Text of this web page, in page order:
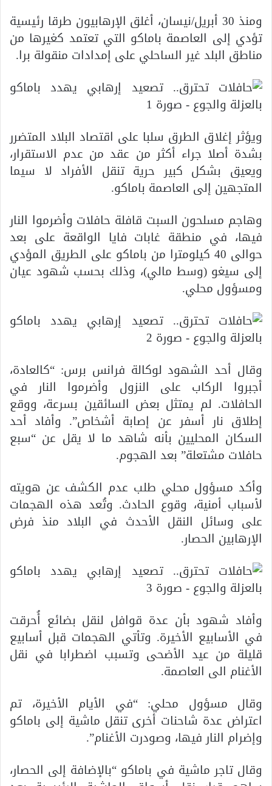
ومنذ 30 أبريل/نيسان، أغلق الإرهابيون طرقا رئيسية
تؤدي إلى العاصمة باماكو التي تعتمد كغيرها من
مناطق البلد غير الساحلي على إمدادات منقولة برا.
ويؤثر إغلاق الطرق سلبا على اقتصاد البلاد المتضرر
بشدة أصلا جراء أكثر من عقد من عدم الاستقرار،
ويعيق بشكل كبير حرية تنقل الأفراد لا سيما
المتجهين إلى العاصمة باماكو.
وهاجم مسلحون السبت قافلة حافلات وأضرموا النار
فيها، في منطقة غابات فايا الواقعة على بعد
حوالى 40 كيلومترا من باماكو على الطريق المؤدي
إلى سيغو (وسط مالي)، وذلك بحسب شهود عيان
ومسؤول محلي.
وقال أحد الشهود لوكالة فرانس برس: “كالعادة،
أجبروا الركاب على النزول وأضرموا النار في
الحافلات. لم يمتثل بعض السائقين بسرعة، ووقع
إطلاق نار أسفر عن إصابة أشخاص”. وأفاد أحد
السكان المحليين بأنه شاهد ما لا يقل عن “سبع
حافلات مشتعلة” بعد الهجوم.
وأكد مسؤول محلي طلب عدم الكشف عن هويته
لأسباب أمنية، وقوع الحادث. وتُعد هذه الهجمات
على وسائل النقل الأحدث في البلاد منذ فرض
الإرهابين الحصار.
وأفاد شهود بأن عدة قوافل لنقل بضائع أُحرقت
في الأسابيع الأخيرة. وتأتي الهجمات قبل أسابيع
قليلة من عيد الأضحى وتسبب اضطرابا في نقل
الأغنام الى العاصمة.
وقال مسؤول محلي: “في الأيام الأخيرة، تم
اعتراض عدة شاحنات أخرى تنقل ماشية إلى باماكو
وإضرام النار فيها، وصودرت الأغنام”.
وقال تاجر ماشية في باماكو “بالإضافة إلى الحصار،